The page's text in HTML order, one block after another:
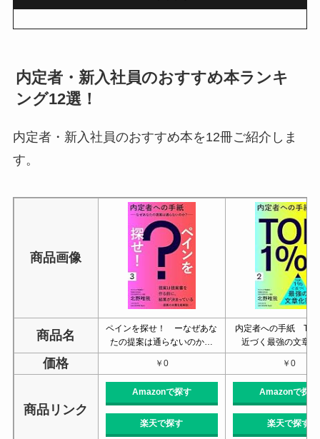
内定者・新入社員のおすすめ本ランキ
ング12選！
内定者・新入社員のおすすめ本を12冊ご紹介しま
す。
商品画像
商品名
ペインを探せ！ ーなぜあな
たの提案は通らないのか…
内定者への手紙
近づく最強の文章
価格 ￥0 ￥0
商品リンク
Amazonで探す
楽天で探す
Amazonで探す
楽天で探す